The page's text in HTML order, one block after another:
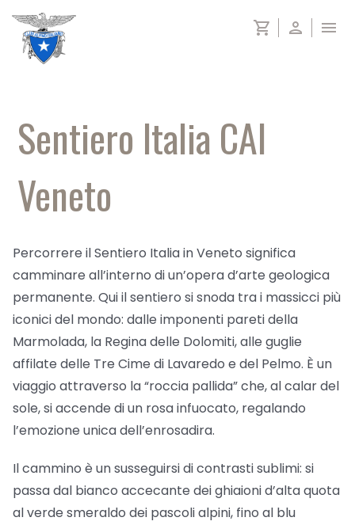
contenuto
shopping_cart person menu
Sentiero Italia CAI
Veneto
Percorrere il Sentiero Italia in Veneto significa
camminare all’interno di un’opera d’arte geologica
permanente. Qui il sentiero si snoda tra i massicci più
iconici del mondo: dalle imponenti pareti della
Marmolada, la Regina delle Dolomiti, alle guglie
affilate delle Tre Cime di Lavaredo e del Pelmo. È un
viaggio attraverso la “roccia pallida” che, al calar del
sole, si accende di un rosa infuocato, regalando
l’emozione unica dell’enrosadira.
Il cammino è un susseguirsi di contrasti sublimi: si
passa dal bianco accecante dei ghiaioni d’alta quota
al verde smeraldo dei pascoli alpini, fino al blu